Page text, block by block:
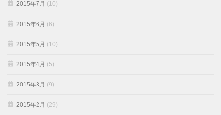
2015年7月 (10)
2015年6月 (6)
2015年5月 (10)
2015年4月 (5)
2015年3月 (9)
2015年2月 (29)